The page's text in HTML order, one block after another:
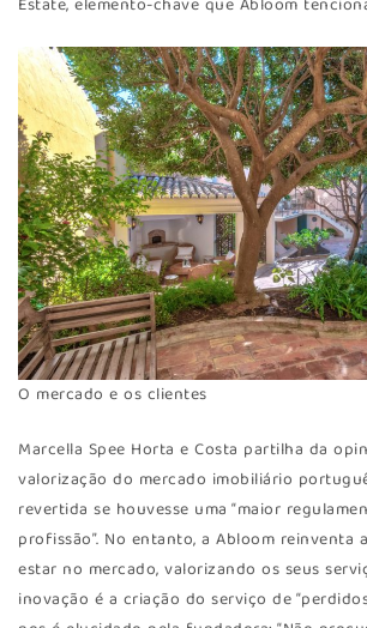
O mercado e os clientes
Marcella Spee Horta e Costa partilha da
valorização do mercado imobiliário
revertida se houvesse uma “maior
profissão”. No entanto, a Abloom reinventa
estar no mercado, valorizando os seus
inovação é a criação do serviço de